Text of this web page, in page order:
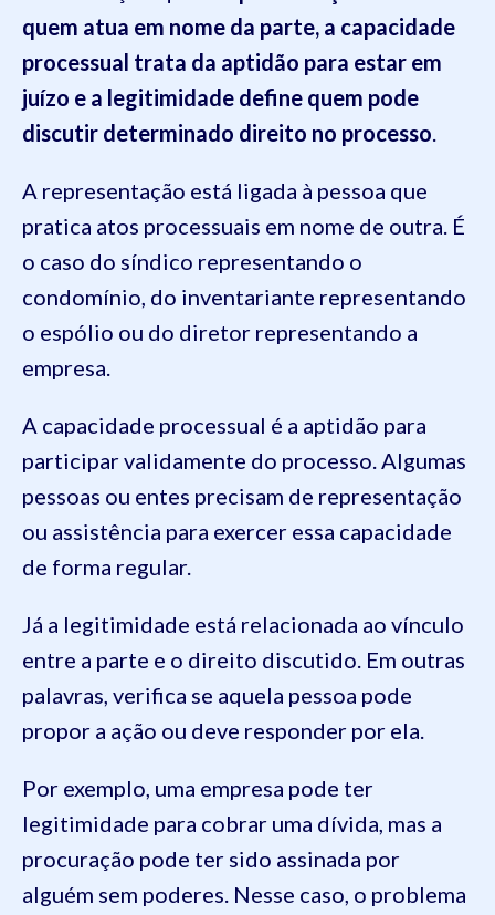
quem atua em nome da parte, a capacidade
processual trata da aptidão para estar em
juízo e a legitimidade define quem pode
discutir determinado direito no processo.
A representação está ligada à pessoa que
pratica atos processuais em nome de outra. É
o caso do síndico representando o
condomínio, do inventariante representando
o espólio ou do diretor representando a
empresa.
A capacidade processual é a aptidão para
participar validamente do processo. Algumas
pessoas ou entes precisam de representação
ou assistência para exercer essa capacidade
de forma regular.
Já a legitimidade está relacionada ao vínculo
entre a parte e o direito discutido. Em outras
palavras, verifica se aquela pessoa pode
propor a ação ou deve responder por ela.
Por exemplo, uma empresa pode ter
legitimidade para cobrar uma dívida, mas a
procuração pode ter sido assinada por
alguém sem poderes. Nesse caso, o problema